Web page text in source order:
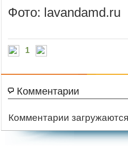
Фото: lavandamd.ru
1
Комментарии
Комментарии